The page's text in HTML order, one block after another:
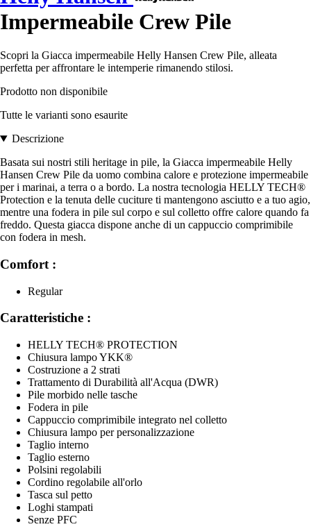
Impermeabile Crew Pile
Scopri la Giacca impermeabile Helly Hansen Crew Pile, alleata
perfetta per affrontare le intemperie rimanendo stilosi.
Prodotto non disponibile
Tutte le varianti sono esaurite
Descrizione
Basata sui nostri stili heritage in pile, la Giacca impermeabile Helly
Hansen Crew Pile da uomo combina calore e protezione impermeabile
per i marinai, a terra o a bordo. La nostra tecnologia HELLY TECH®
Protection e la tenuta delle cuciture ti mantengono asciutto e a tuo agio,
mentre una fodera in pile sul corpo e sul colletto offre calore quando fa
freddo. Questa giacca dispone anche di un cappuccio comprimibile
con fodera in mesh.
Comfort :
Regular
Caratteristiche :
HELLY TECH® PROTECTION
Chiusura lampo YKK®
Costruzione a 2 strati
Trattamento di Durabilità all'Acqua (DWR)
Pile morbido nelle tasche
Fodera in pile
Cappuccio comprimibile integrato nel colletto
Chiusura lampo per personalizzazione
Taglio interno
Taglio esterno
Polsini regolabili
Cordino regolabile all'orlo
Tasca sul petto
Loghi stampati
Senze PFC